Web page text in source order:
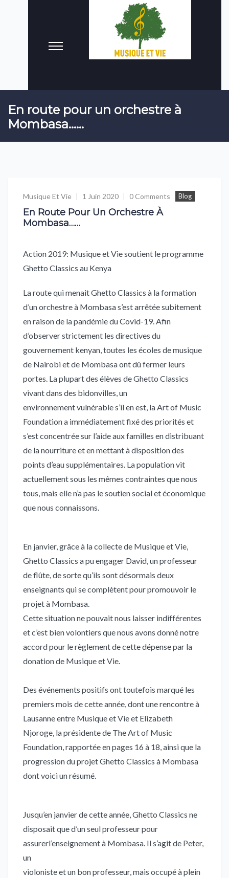
En route pour un orchestre à
Mombasa……
Musique Et Vie 1 Juin 2020 0 Comments Blog
En Route Pour Un Orchestre À
Mombasa……
Action 2019: Musique et Vie soutient le programme
Ghetto Classics au Kenya
La route qui menait Ghetto Classics à la formation
d’un orchestre à Mombasa s’est arrêtée subitement
en raison de la pandémie du Covid-19. Afin
d’observer strictement les directives du
gouvernement kenyan, toutes les écoles de musique
de Nairobi et de Mombasa ont dû fermer leurs
portes. La plupart des élèves de Ghetto Classics
vivant dans des bidonvilles, un
environnement vulnérable s’il en est, la Art of Music
Foundation a immédiatement fixé des priorités et
s’est concentrée sur l’aide aux familles en distribuant
de la nourriture et en mettant à disposition des
points d’eau supplémentaires. La population vit
actuellement sous les mêmes contraintes que nous
tous, mais elle n’a pas le soutien social et économique
que nous connaissons.
En janvier, grâce à la collecte de Musique et Vie,
Ghetto Classics a pu engager David, un professeur
de flûte, de sorte qu’ils sont désormais deux
enseignants qui se complètent pour promouvoir le
projet à Mombasa.
Cette situation ne pouvait nous laisser indifférentes
et c’est bien volontiers que nous avons donné notre
accord pour le règlement de cette dépense par la
donation de Musique et Vie.
Des événements positifs ont toutefois marqué les
premiers mois de cette année, dont une rencontre à
Lausanne entre Musique et Vie et Elizabeth
Njoroge, la présidente de The Art of Music
Foundation, rapportée en pages 16 à 18, ainsi que la
progression du projet Ghetto Classics à Mombasa
dont voici un résumé.
Jusqu’en janvier de cette année, Ghetto Classics ne
disposait que d’un seul professeur pour
assurerl’enseignement à Mombasa. Il s’agit de Peter,
un
violoniste et un bon professeur, mais occupé à plein